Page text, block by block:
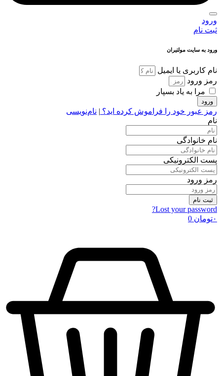
ورود
ثبت نام
ورود به سایت مولتیران
نام کاربری یا ایمیل
رمز ورود
مرا به یاد بسپار
ورود
رمز عبور خود را فراموش کرده اید؟ | نام‌نویسی
نام
نام خانوادگی
پست الکترونیکی
رمز ورود
ثبت نام
Lost your password?
۰تومان 0